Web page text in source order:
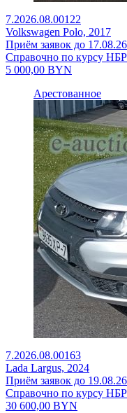
7.2026.08.00122
Volkswagen Polo, 2017
Приём заявок до
Справочно по курсу
5 000,00 BYN
Арестованное
7.2026.08.00163
Lada Largus, 2024
Приём заявок до
Справочно по курсу
30 600,00 BYN